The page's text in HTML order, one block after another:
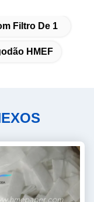
Filtro De 1
HMEF